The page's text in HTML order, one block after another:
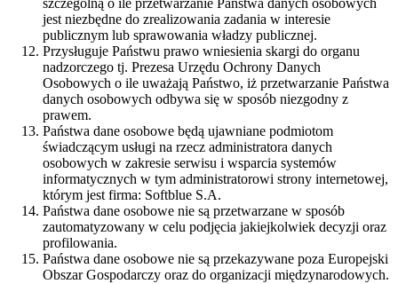
szczególną o ile przetwarzanie Państwa danych osobowych
jest niezbędne do zrealizowania zadania w interesie
publicznym lub sprawowania władzy publicznej.
Przysługuje Państwu prawo wniesienia skargi do organu
nadzorczego tj. Prezesa Urzędu Ochrony Danych
Osobowych o ile uważają Państwo, iż przetwarzanie Państwa
danych osobowych odbywa się w sposób niezgodny z
prawem.
Państwa dane osobowe będą ujawniane podmiotom
świadczącym usługi na rzecz administratora danych
osobowych w zakresie serwisu i wsparcia systemów
informatycznych w tym administratorowi strony internetowej,
którym jest firma: Softblue S.A.
Państwa dane osobowe nie są przetwarzane w sposób
zautomatyzowany w celu podjęcia jakiejkolwiek decyzji oraz
profilowania.
Państwa dane osobowe nie są przekazywane poza Europejski
Obszar Gospodarczy oraz do organizacji międzynarodowych.